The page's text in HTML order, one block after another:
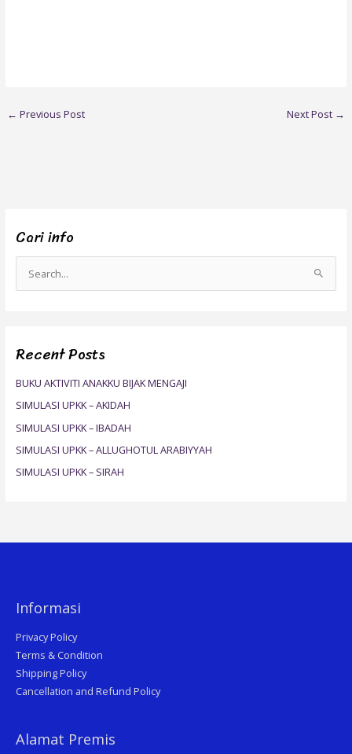
Cari info
e
c
o
r
:
Recent Posts
BUKU AKTIVITI ANAKKU BIJAK MENGAJI
SIMULASI UPKK – AKIDAH
SIMULASI UPKK – IBADAH
SIMULASI UPKK – ALLUGHOTUL ARABIYYAH
SIMULASI UPKK – SIRAH
← Previous Post Next Post →
Informasi
Privacy Policy
Terms & Condition
Shipping Policy
Cancellation and Refund Policy
Alamat Premis